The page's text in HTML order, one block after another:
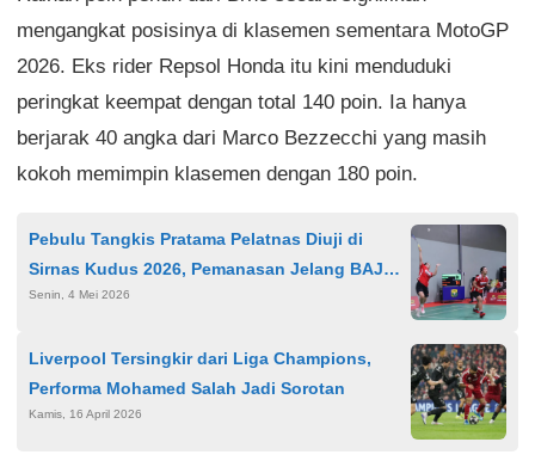
mengangkat posisinya di klasemen sementara MotoGP
2026. Eks rider Repsol Honda itu kini menduduki
peringkat keempat dengan total 140 poin. Ia hanya
berjarak 40 angka dari Marco Bezzecchi yang masih
kokoh memimpin klasemen dengan 180 poin.
Pebulu Tangkis Pratama Pelatnas Diuji di
Sirnas Kudus 2026, Pemanasan Jelang BAJC
Jepang
Senin, 4 Mei 2026
Liverpool Tersingkir dari Liga Champions,
Performa Mohamed Salah Jadi Sorotan
Kamis, 16 April 2026